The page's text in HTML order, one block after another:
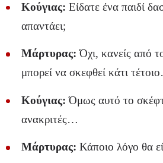
Κούγιας: Είδατε ένα παιδί
απαντάει;
Μάρτυρας: Όχι, κανείς από
μπορεί να σκεφθεί κάτι
Κούγιας: Όμως αυτό το
ανακριτές…
Μάρτυρας: Κάποιο λόγο θα